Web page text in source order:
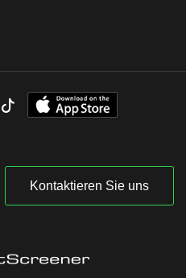
Kontaktieren Sie uns